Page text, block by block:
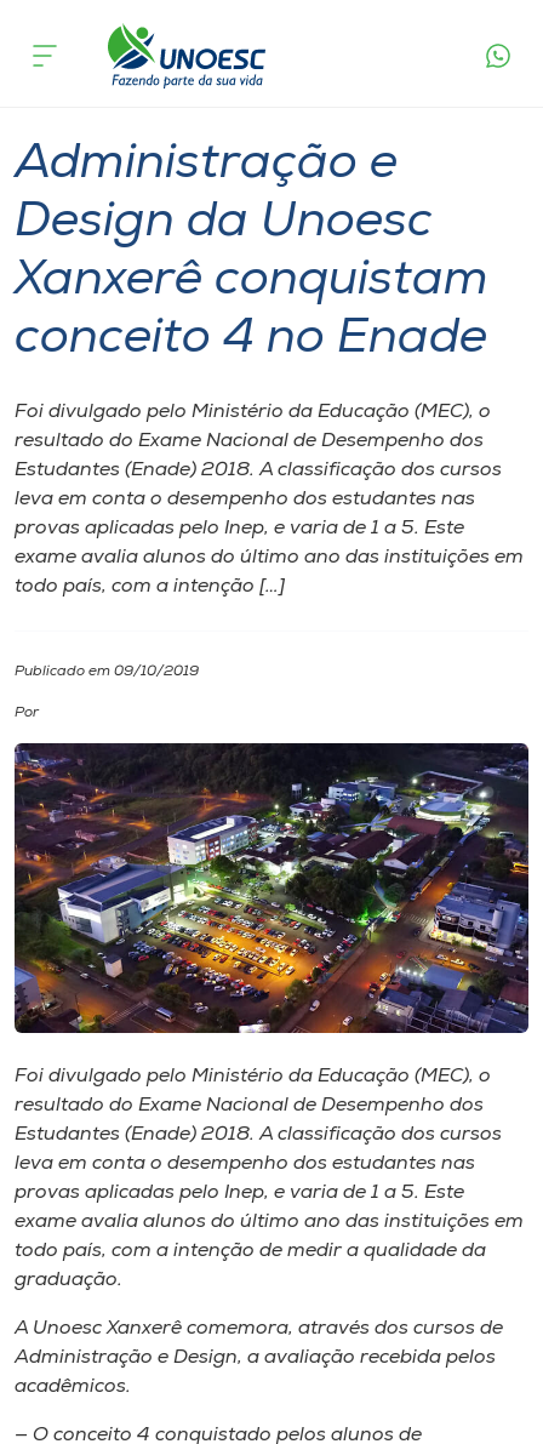
Cursos
Pesquisa
Atendimento ao Estudante
Portal de Ensino
A
Internacionalização
I.nova
Diplomados
Cultura
CPA
Biblioteca
Editora
Rádio
Museu
Unoesc
Store
Selecione
o idioma
acontece
Administração e
Design da Unoesc
Xanxerê conquistam
conceito 4 no Enade
Foi divulgado pelo Ministério da Educação (MEC), o
resultado do Exame Nacional de Desempenho dos
Estudantes (Enade) 2018. A classificação dos cursos
leva em conta o desempenho dos estudantes nas
provas aplicadas pelo Inep, e varia de 1 a 5. Este
exame avalia alunos do último ano das instituições em
todo país, com a intenção […]
Publicado em 09/10/2019
Por
Foi divulgado pelo Ministério da Educação (MEC), o
resultado do Exame Nacional de Desempenho dos
Estudantes (Enade) 2018. A classificação dos cursos
leva em conta o desempenho dos estudantes nas
provas aplicadas pelo Inep, e varia de 1 a 5. Este
exame avalia alunos do último ano das instituições em
todo país, com a intenção de medir a qualidade da
graduação.
A Unoesc Xanxerê comemora, através dos cursos de
Administração e Design, a avaliação recebida pelos
acadêmicos.
— O conceito 4 conquistado pelos alunos de